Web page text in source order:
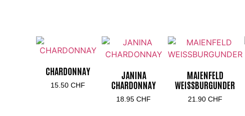
CHARDONNAY
15.50CHF
JANINA
CHARDONNAY
18.95CHF
MAIENFELD
WEISSBURGUNDER
21.90 CHF